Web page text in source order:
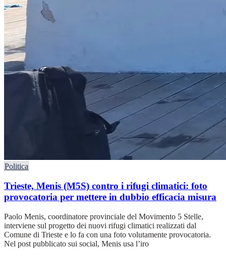
Politica
Trieste, Menis (M5S) contro i rifugi climatici: foto
provocatoria per mettere in dubbio efficacia misura
Paolo Menis, coordinatore provinciale del Movimento 5 Stelle,
interviene sul progetto dei nuovi rifugi climatici realizzati dal
Comune di Trieste e lo fa con una foto volutamente provocatoria.
Nel post pubblicato sui social, Menis usa l’iro